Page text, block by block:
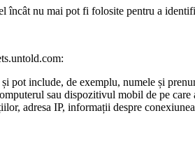
încât nu mai pot fi folosite pentru a
include, de exemplu, numele și
sau dispozitivul mobil de pe
adresa IP, informații despre